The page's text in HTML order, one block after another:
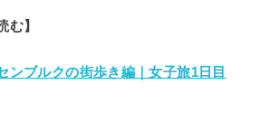
む】
ンブルクの街歩き編｜女子旅1日目